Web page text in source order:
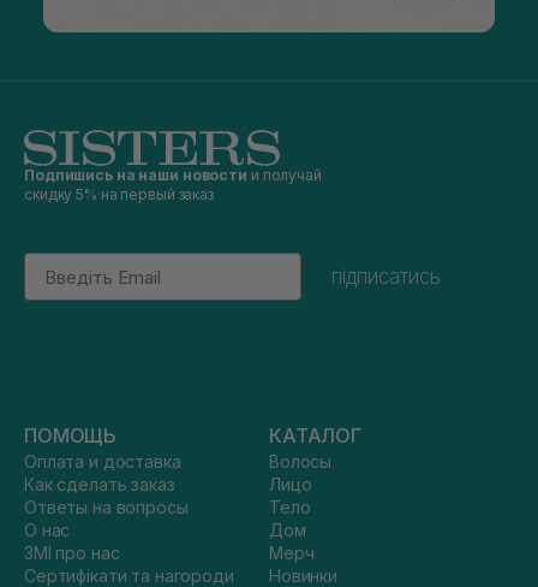
Подпишись на наши новости и получай
скидку 5% на первый заказ
Email
підписатись
ПОМОЩЬ
Оплата и доставка
Как сделать заказ
Ответы на вопросы
О нас
ЗМІ про нас
Сертифікати та нагороди
КАТАЛОГ
Волосы
Лицо
Тело
Дом
Мерч
Новинки